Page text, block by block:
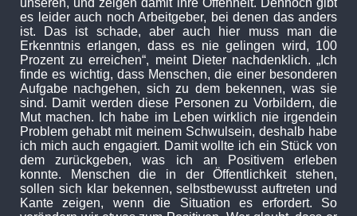
unseren, und zeigen damit ihre Offenheit. Dennoch gibt
es leider auch noch Arbeitgeber, bei denen das anders
ist. Das ist schade, aber auch hier muss man die
Erkenntnis erlangen, dass es nie gelingen wird, 100
Prozent zu erreichen“, meint Dieter nachdenklich. „Ich
finde es wichtig, dass Menschen, die einer besonderen
Aufgabe nachgehen, sich zu dem bekennen, was sie
sind. Damit werden diese Personen zu Vorbildern, die
Mut machen. Ich habe im Leben wirklich nie irgendein
Problem gehabt mit meinem Schwulsein, deshalb habe
ich mich auch engagiert. Damit wollte ich ein Stück von
dem zurückgeben, was ich an Positivem erleben
konnte. Menschen die in der Öffentlichkeit stehen,
sollen sich klar bekennen, selbstbewusst auftreten und
Kante zeigen, wenn die Situation es erfordert. So